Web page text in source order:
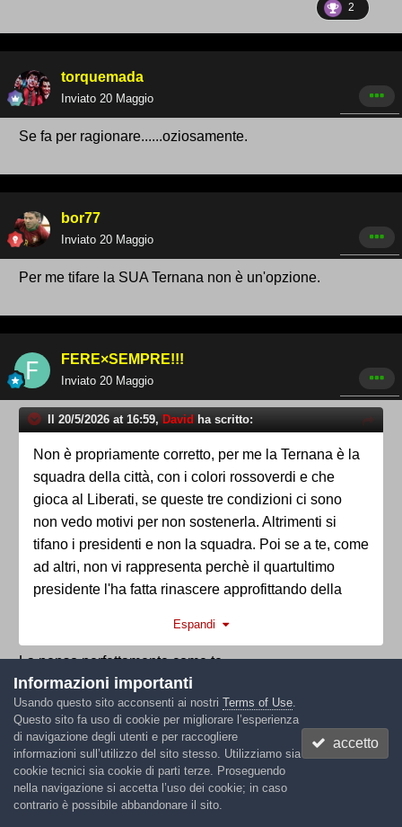
2
torquemada
Inviato 20 Maggio
Se fa per ragionare......oziosamente.
bor77
Inviato 20 Maggio
Per me tifare la SUA Ternana non è un'opzione.
FERE×SEMPRE!!!
Inviato 20 Maggio
Il 20/5/2026 at 16:59, David ha scritto:
Non è propriamente corretto, per me la Ternana è la
squadra della città, con i colori rossoverdi e che
gioca al Liberati, se queste tre condizioni ci sono
non vedo motivi per non sostenerla. Altrimenti si
tifano i presidenti e non la squadra. Poi se a te, come
ad altri, non vi rappresenta perchè il quartultimo
presidente l'ha fatta rinascere approfittando della
Espandi
La penso perfettamente come te.
Odoacre Chierico
Inviato 20 Maggio
Il 20/5/2026 at 18:23,torquemada
Informazioni importanti
Usando questo sito acconsenti ai nostri Terms of Use.
Questo sito fa uso di cookie per migliorare l’esperienza
di navigazione degli utenti e per raccogliere
informazioni sull’utilizzo del sito stesso. Utilizziamo sia
cookie tecnici sia cookie di parti terze. Proseguendo
nella navigazione si accetta l’uso dei cookie; in caso
contrario è possibile abbandonare il sito.
accetto